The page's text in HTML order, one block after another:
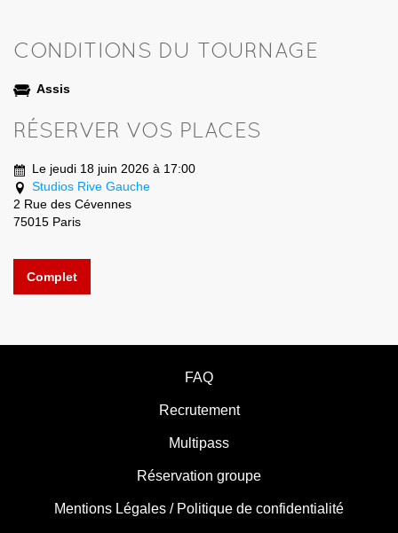
CONDITIONS DU TOURNAGE
Assis
RÉSERVER VOS PLACES
Le jeudi 18 juin 2026 à 17:00
Studios Rive Gauche
2 Rue des Cévennes
75015 Paris
Complet
FAQ
Recrutement
Multipass
Réservation groupe
Mentions Légales / Politique de confidentialité